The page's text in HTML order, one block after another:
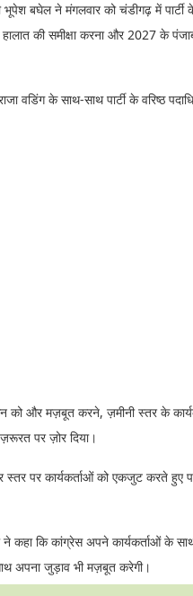
बघेल ने मंगलवार को चंडीगढ़ में
की समीक्षा करना और 2027 के पंजाब
वडिंग के साथ-साथ पार्टी के वरिष्ठ
और मज़बूत करने, ज़मीनी स्तर के
पर ज़ोर दिया।
स्तर पर कार्यकर्ताओं को एकजुट करते हुए
ने कहा कि कांग्रेस अपने कार्यकर्ताओं
अपना जुड़ाव भी मज़बूत करेगी।